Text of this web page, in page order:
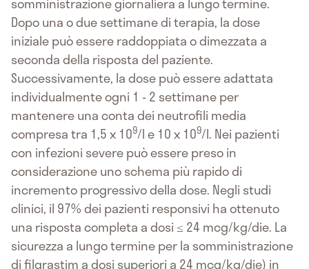
Dopo una o due settimane di terapia, la dose
iniziale può essere raddoppiata o dimezzata a
seconda della risposta del paziente.
Successivamente, la dose può essere adattata
individualmente ogni 1 - 2 settimane per
mantenere una conta dei neutrofili media
compresa tra 1,5 x 109/l e 10 x 109/l. Nei pazienti
con infezioni severe può essere preso in
considerazione uno schema più rapido di
incremento progressivo della dose. Negli studi
clinici, il 97% dei pazienti responsivi ha ottenuto
una risposta completa a dosi ≤ 24 mcg/kg/die. La
sicurezza a lungo termine per la somministrazione
di filgrastim a dosi superiori a 24 mcg/kg/die) in